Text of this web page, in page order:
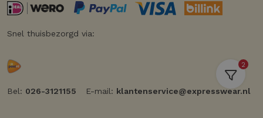
2
Snel thuisbezorgd via:
Bel: 026-3121155 E-mail: klantenservice@expresswear.nl